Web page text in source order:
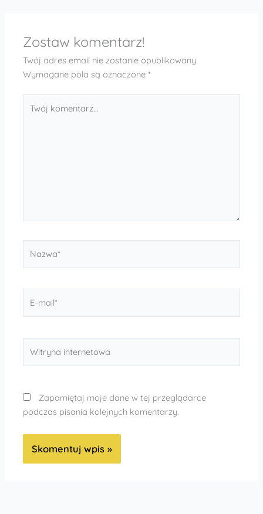
Zostaw komentarz!
Twój adres email nie zostanie opublikowany.
Wymagane pola są oznaczone*
komentarz...
mail*
internetowa
Zapamiętaj moje dane w tej przeglądarce
podczas pisania kolejnych komentarzy.